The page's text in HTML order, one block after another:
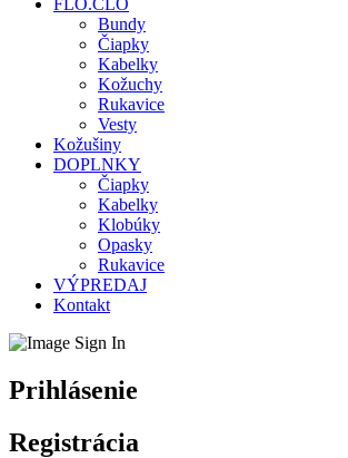
Bundy
Čiapky
Kabelky
Kožuchy
Rukavice
Vesty
Kožušiny
DOPLNKY
Čiapky
Kabelky
Klobúky
Opasky
Rukavice
VÝPREDAJ
Kontakt
Prihlásenie
Registrácia